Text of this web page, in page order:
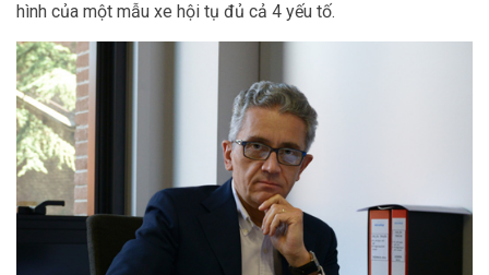
hình của một mẫu xe hội tụ đủ cả 4 yếu tố.